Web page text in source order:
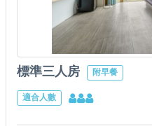
標準三人房 附早餐
適合人數